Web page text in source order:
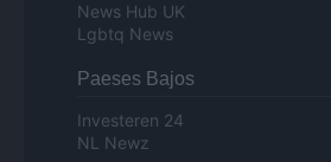
News Hub UK
Lgbtq News
Paeses Bajos
Investeren 24
NL Newz